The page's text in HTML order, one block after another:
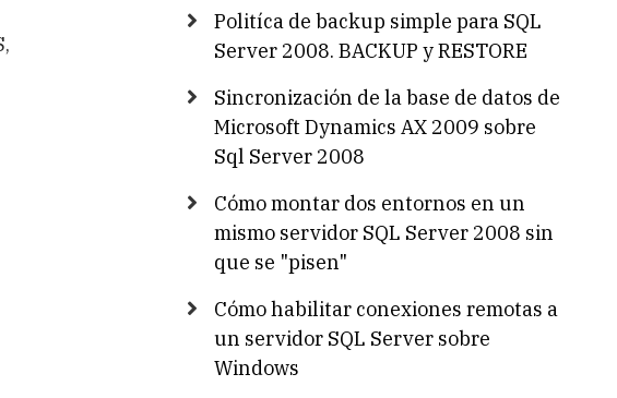
Politíca de backup simple para SQL
Server 2008. BACKUP y RESTORE
Sincronización de la base de datos de
Microsoft Dynamics AX 2009 sobre
Sql Server 2008
Cómo montar dos entornos en un
mismo servidor SQL Server 2008 sin
que se "pisen"
Cómo habilitar conexiones remotas a
un servidor SQL Server sobre
Windows